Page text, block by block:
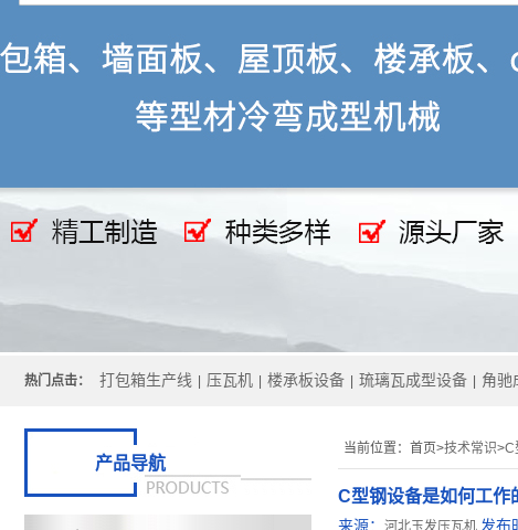
热门点击： 打包箱生产线 压瓦机 楼承板设备 琉璃瓦成型设备 角驰
当前位置： 首页>技术常识>C
C型钢设备是如何工作
来源： 河北玉发压瓦机 发布
产品导航